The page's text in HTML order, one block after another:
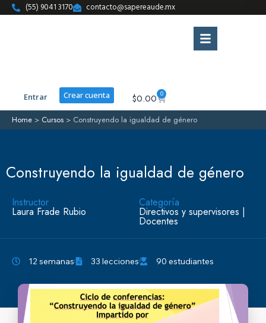
(55) 9041 3170 contacto@sapereaude.mx
Entrar Crear cuenta $0.00 0
Home > Cursos > Construyendo la igualdad de género
Construyendo la igualdad de género
Instructor
Laura Frade Rubio
Categoría
Directivos y supervisores |
Docentes
12 semanas 33 lecciones 90 estudiantes